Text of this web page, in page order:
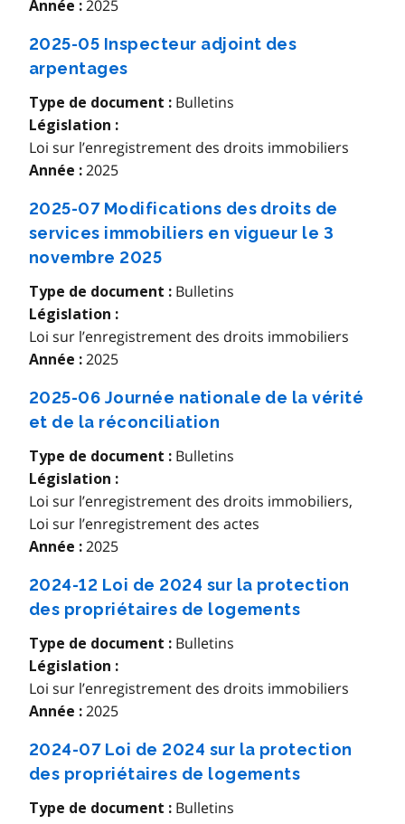
Année : 2025
2025-05 Inspecteur adjoint des
arpentages
Type de document : Bulletins
Législation :
Loi sur l’enregistrement des droits immobiliers
Année : 2025
2025-07 Modifications des droits de
services immobiliers en vigueur le 3
novembre 2025
Type de document : Bulletins
Législation :
Loi sur l’enregistrement des droits immobiliers
Année : 2025
2025-06 Journée nationale de la vérité
et de la réconciliation
Type de document : Bulletins
Législation :
Loi sur l’enregistrement des droits immobiliers,
Loi sur l’enregistrement des actes
Année : 2025
2024-12 Loi de 2024 sur la protection
des propriétaires de logements
Type de document : Bulletins
Législation :
Loi sur l’enregistrement des droits immobiliers
Année : 2025
2024-07 Loi de 2024 sur la protection
des propriétaires de logements
Type de document : Bulletins